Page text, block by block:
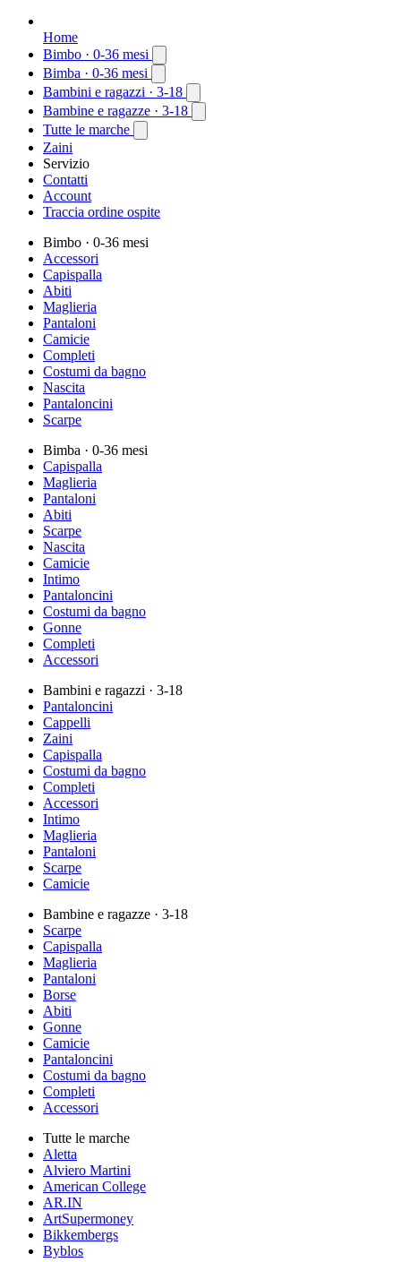
Home
Bimbo · 0-36 mesi
Bimba · 0-36 mesi
Bambini e ragazzi · 3-18
Bambine e ragazze · 3-18
Tutte le marche
Zaini
Servizio
Contatti
Account
Traccia ordine ospite
Bimbo · 0-36 mesi
Accessori
Capispalla
Abiti
Maglieria
Pantaloni
Camicie
Completi
Costumi da bagno
Nascita
Pantaloncini
Scarpe
Bimba · 0-36 mesi
Capispalla
Maglieria
Pantaloni
Abiti
Scarpe
Nascita
Camicie
Intimo
Pantaloncini
Costumi da bagno
Gonne
Completi
Accessori
Bambini e ragazzi · 3-18
Pantaloncini
Cappelli
Zaini
Capispalla
Costumi da bagno
Completi
Accessori
Intimo
Maglieria
Pantaloni
Scarpe
Camicie
Bambine e ragazze · 3-18
Scarpe
Capispalla
Maglieria
Pantaloni
Borse
Abiti
Gonne
Camicie
Pantaloncini
Costumi da bagno
Completi
Accessori
Tutte le marche
Aletta
Alviero Martini
American College
AR.IN
ArtSupermoney
Bikkembergs
Byblos